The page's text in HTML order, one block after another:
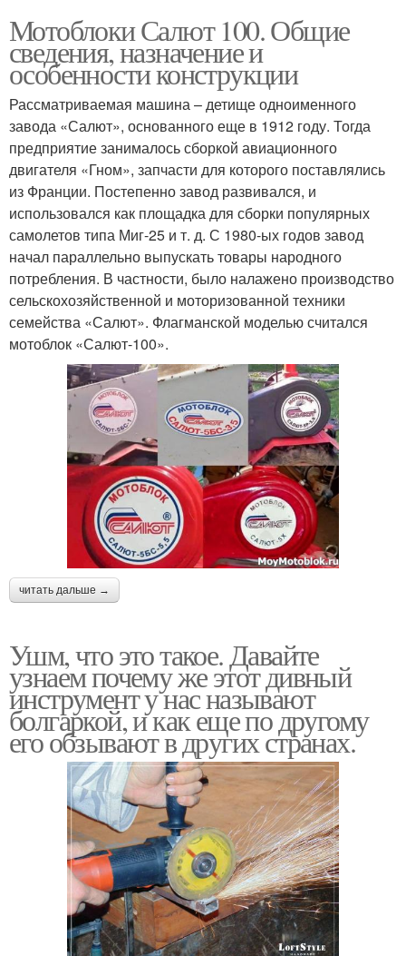
Мотоблоки Салют 100. Общие
сведения, назначение и
особенности конструкции
Рассматриваемая машина – детище одноименного
завода «Салют», основанного еще в 1912 году. Тогда
предприятие занималось сборкой авиационного
двигателя «Гном», запчасти для которого поставлялись
из Франции. Постепенно завод развивался, и
использовался как площадка для сборки популярных
самолетов типа Миг-25 и т. д. С 1980-ых годов завод
начал параллельно выпускать товары народного
потребления. В частности, было налажено производство
сельскохозяйственной и моторизованной техники
семейства «Салют». Флагманской моделью считался
мотоблок «Салют-100».
читать дальше →
Ушм, что это такое. Давайте
узнаем почему же этот дивный
инструмент у нас называют
болгаркой, и как еще по другому
его обзывают в других странах.